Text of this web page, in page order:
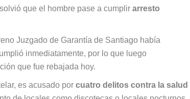
que el hombre pase a cumplir arresto
Juzgado de Garantía de Santiago había
inmediatamente, por lo que luego
que fue rebajada hoy.
es acusado por cuatro delitos contra la salud